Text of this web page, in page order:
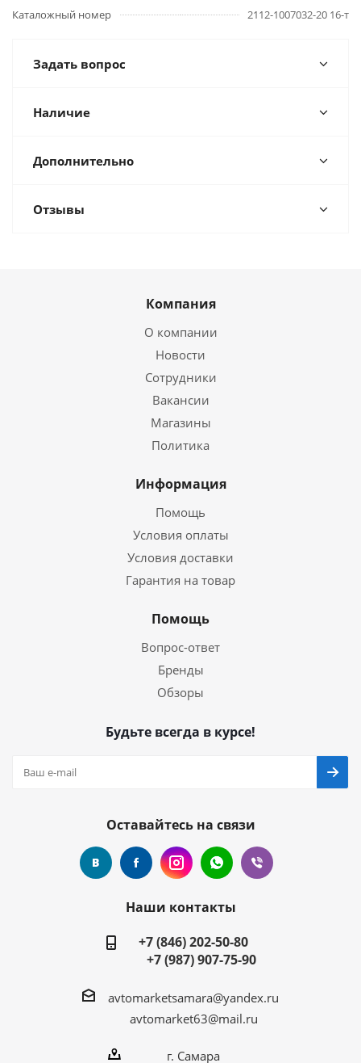
Каталожный номер 2112-1007032-20 16-т
Задать вопрос
Наличие
Дополнительно
Отзывы
Компания
О компании
Новости
Сотрудники
Вакансии
Магазины
Политика
Информация
Помощь
Условия оплаты
Условия доставки
Гарантия на товар
Помощь
Вопрос-ответ
Бренды
Обзоры
Будьте всегда в курсе!
Оставайтесь на связи
Наши контакты
+7 (846) 202-50-80
+7 (987) 907-75-90
avtomarketsamara@yandex.ru
avtomarket63@mail.ru
г. Самара